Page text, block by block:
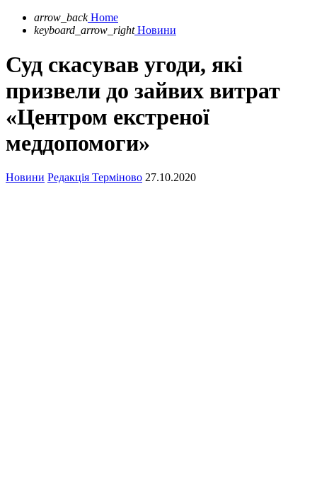
arrow_back Home
keyboard_arrow_right Новини
Суд скасував угоди, які
призвели до зайвих витрат
«Центром екстреної
меддопомоги»
Новини Редакція Терміново 27.10.2020